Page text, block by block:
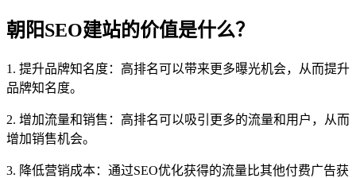
朝阳SEO建站的价值是什么？
1. 提升品牌知名度：高排名可以带来更多曝光机会，从而提升
品牌知名度。
2. 增加流量和销售：高排名可以吸引更多的流量和用户，从而
增加销售机会。
3. 降低营销成本：通过SEO优化获得的流量比其他付费广告获